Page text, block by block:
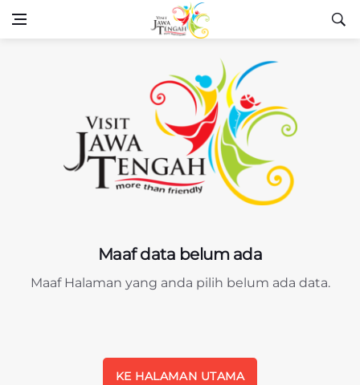
Maaf data belum ada
Maaf Halaman yang anda pilih belum ada data.
KE HALAMAN UTAMA